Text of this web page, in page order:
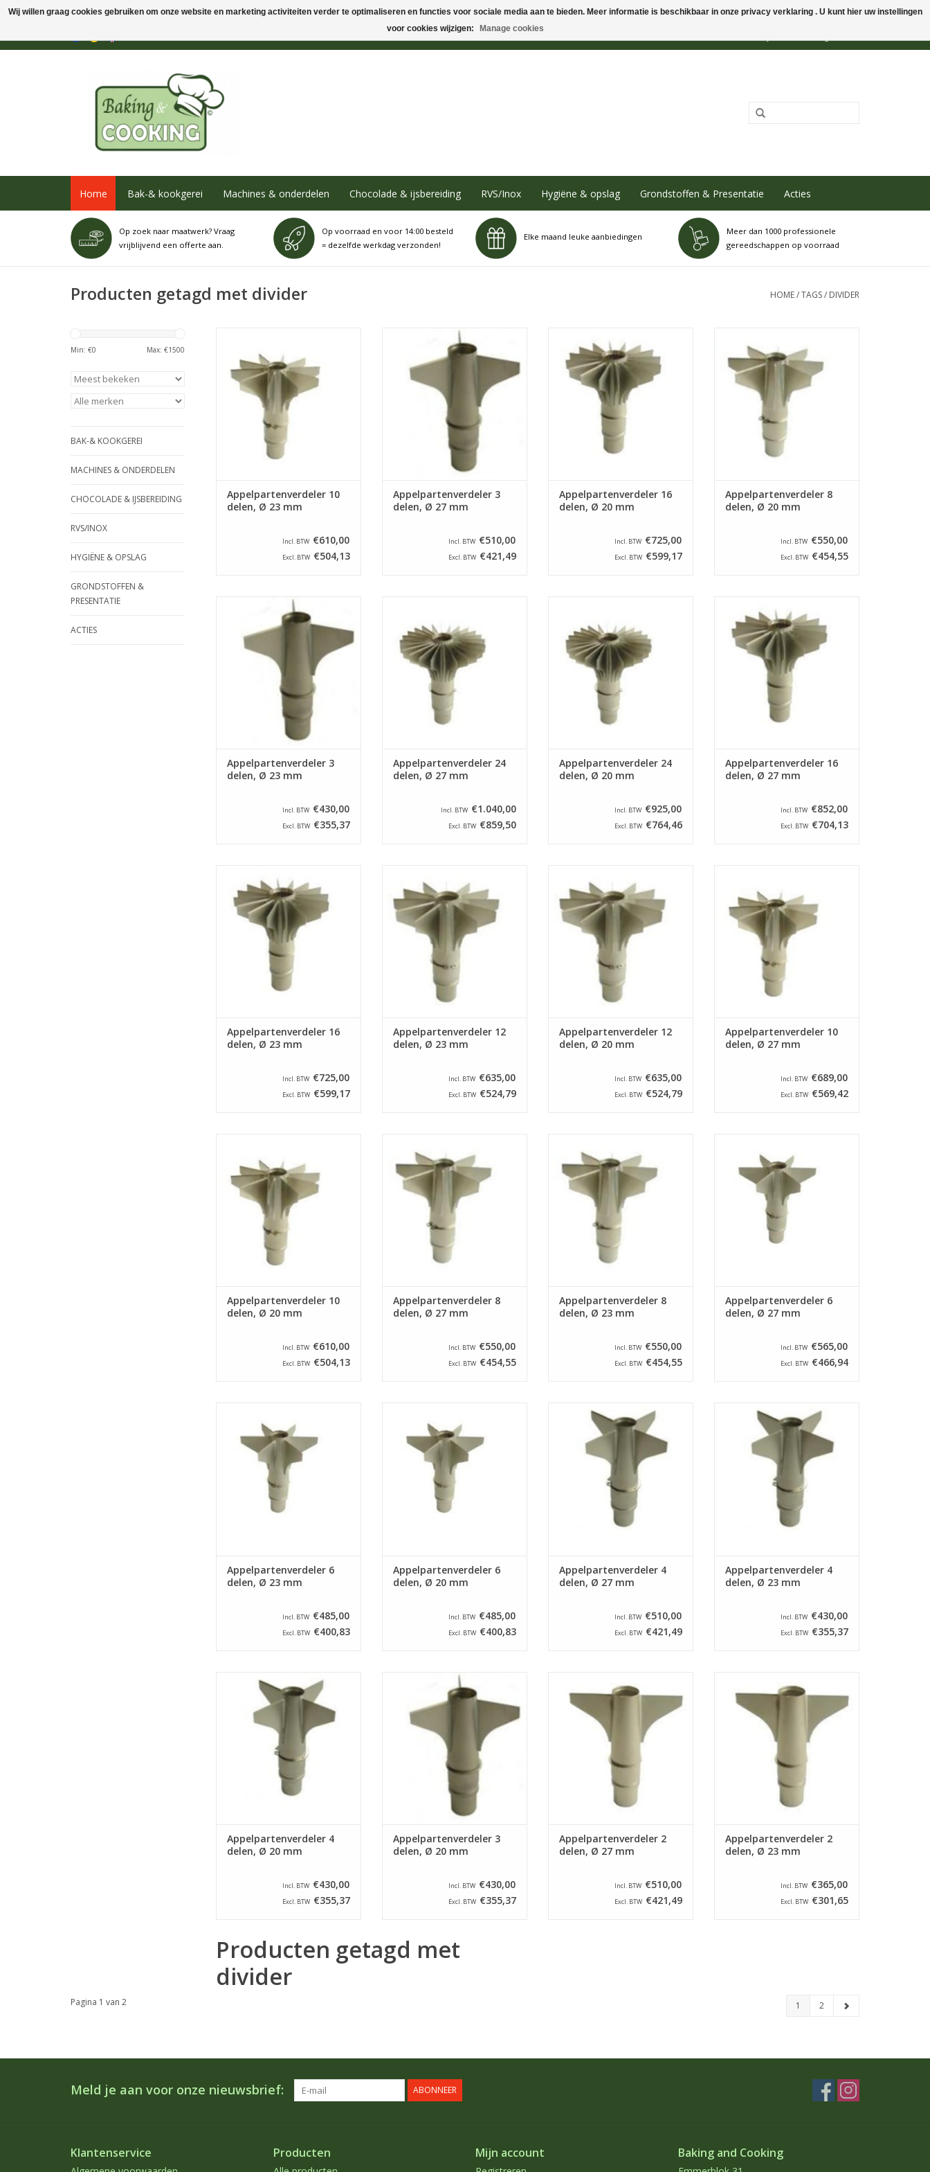
Home Bak-& kookgerei Machines & onderdelen Chocolade & ijsbereiding RVS/Inox Hygiëne & opslag Grondstoffen & Presentatie Acties
Op zoek naar maatwerk? Vraag
vrijblijvend een offerte aan.
Op voorraad en voor 14:00 besteld
= dezelfde werkdag verzonden!
Elke maand leuke aanbiedingen
Meer dan 1000 professionele
gereedschappen op voorraad
Producten getagd met divider HOME/TAGS/ DIVIDER
Min: €0 Max: €1500
BAK-& KOOKGEREI
MACHINES & ONDERDELEN
CHOCOLADE & IJSBEREIDING
RVS/INOX
HYGIËNE & OPSLAG
GRONDSTOFFEN &
PRESENTATIE
ACTIES
E. Dit onderdeel verdeelt appels
in 10 parten en steekt het
klokhuis uit met een diameter van
23 mm.
TOEVOEGEN AAN WINKELWAGEN
Appelpartenverdeler 10
delen, Ø 23 mm
Incl. BTW €610,00
Excl. BTW €504,13
Appelpartenverdeler voor een
appelschilmachine type ASETSM-
E. Dit onderdeel verdeelt appels
in 3 parten en steekt het klokhuis
uit met een diameter van 27 mm.
TOEVOEGEN AAN WINKELWAGEN
Appelpartenverdeler 3
delen, Ø 27 mm
Incl. BTW €510,00
Excl. BTW €421,49
appelschilmachine type ASETSM-
E. Dit onderdeel verdeelt appels
in 16 parten en steekt het
klokhuis uit met een diameter van
20 mm.
TOEVOEGEN AAN WINKELWAGEN
Appelpartenverdeler 16
delen, Ø 20 mm
Incl. BTW €725,00
Excl. BTW €599,17
appelschilmachine type ASETSM-
E. Dit onderdeel verdeelt appels
in 8 parten en steekt het klokhuis
uit met een diameter van 20 mm.
TOEVOEGEN AAN WINKELWAGEN
Appelpartenverdeler 8
delen, Ø 20 mm
Incl. BTW €550,00
Excl. BTW €454,55
Appelpartenverdeler voor een
appelschilmachine type ASETSM-
E. Dit onderdeel verdeelt appels
in 3 parten en steekt het klokhuis
uit met een diameter van 23 mm.
TOEVOEGEN AAN WINKELWAGEN
Appelpartenverdeler 3
delen, Ø 23 mm
Incl. BTW €430,00
Excl. BTW €355,37
E. Dit onderdeel verdeelt appels
in 24 parten en steekt het
klokhuis uit met een diameter van
27 mm.
TOEVOEGEN AAN WINKELWAGEN
Appelpartenverdeler 24
delen, Ø 27 mm
Incl. BTW €1.040,00
Excl. BTW €859,50
E. Dit onderdeel verdeelt appels
in 24 parten en steekt het
klokhuis uit met een diameter van
20 mm.
TOEVOEGEN AAN WINKELWAGEN
Appelpartenverdeler 24
delen, Ø 20 mm
Incl. BTW €925,00
Excl. BTW €764,46
appelschilmachine type ASETSM-
E. Dit onderdeel verdeelt appels
in 16 parten en steekt het
klokhuis uit met een diameter van
27 mm.
TOEVOEGEN AAN WINKELWAGEN
Appelpartenverdeler 16
delen, Ø 27 mm
Incl. BTW €852,00
Excl. BTW €704,13
appelschilmachine type ASETSM-
E. Dit onderdeel verdeelt appels
in 16 parten en steekt het
klokhuis uit met een diameter van
23 mm.
TOEVOEGEN AAN WINKELWAGEN
Appelpartenverdeler 16
delen, Ø 23 mm
Incl. BTW €725,00
Excl. BTW €599,17
appelschilmachine type ASETSM-
E. Dit onderdeel verdeelt appels
in 12 parten en steekt het
klokhuis uit met een diameter van
23 mm.
TOEVOEGEN AAN WINKELWAGEN
Appelpartenverdeler 12
delen, Ø 23 mm
Incl. BTW €635,00
Excl. BTW €524,79
appelschilmachine type ASETSM-
E. Dit onderdeel verdeelt appels
in 12 parten en steekt het
klokhuis uit met een diameter van
20 mm.
TOEVOEGEN AAN WINKELWAGEN
Appelpartenverdeler 12
delen, Ø 20 mm
Incl. BTW €635,00
Excl. BTW €524,79
E. Dit onderdeel verdeelt appels
in 10 parten en steekt het
klokhuis uit met een diameter van
27 mm.
TOEVOEGEN AAN WINKELWAGEN
Appelpartenverdeler 10
delen, Ø 27 mm
Incl. BTW €689,00
Excl. BTW €569,42
E. Dit onderdeel verdeelt appels
in 10 parten en steekt het
klokhuis uit met een diameter van
20 mm.
TOEVOEGEN AAN WINKELWAGEN
Appelpartenverdeler 10
delen, Ø 20 mm
Incl. BTW €610,00
Excl. BTW €504,13
appelschilmachine type ASETSM-
E. Dit onderdeel verdeelt appels
in 8 parten en steekt het klokhuis
uit met een diameter van 27 mm.
TOEVOEGEN AAN WINKELWAGEN
Appelpartenverdeler 8
delen, Ø 27 mm
Incl. BTW €550,00
Excl. BTW €454,55
appelschilmachine type ASETSM-
E. Dit onderdeel verdeelt appels
in 8 parten en steekt het klokhuis
uit met een diameter van 23 mm.
TOEVOEGEN AAN WINKELWAGEN
Appelpartenverdeler 8
delen, Ø 23 mm
Incl. BTW €550,00
Excl. BTW €454,55
appelschilmachine type ASETSM-
E. Dit onderdeel verdeelt appels
in 6 parten en steekt het klokhuis
uit met een diameter van 27 mm.
TOEVOEGEN AAN WINKELWAGEN
Appelpartenverdeler 6
delen, Ø 27 mm
Incl. BTW €565,00
Excl. BTW €466,94
appelschilmachine type ASETSM-
E. Dit onderdeel verdeelt appels
in 6 parten en steekt het klokhuis
uit met een diameter van 23 mm.
TOEVOEGEN AAN WINKELWAGEN
Appelpartenverdeler 6
delen, Ø 23 mm
Incl. BTW €485,00
Excl. BTW €400,83
appelschilmachine type ASETSM-
E. Dit onderdeel verdeelt appels
in 6 parten en steekt het klokhuis
uit met een diameter van 20 mm.
TOEVOEGEN AAN WINKELWAGEN
Appelpartenverdeler 6
delen, Ø 20 mm
Incl. BTW €485,00
Excl. BTW €400,83
Appelpartenverdeler voor een
appelschilmachine type ASETSM-
E. Dit onderdeel verdeelt appels
in 4 parten en steekt het klokhuis
uit met een diameter van 27 mm.
TOEVOEGEN AAN WINKELWAGEN
Appelpartenverdeler 4
delen, Ø 27 mm
Incl. BTW €510,00
Excl. BTW €421,49
Appelpartenverdeler voor een
appelschilmachine type ASETSM-
E. Dit onderdeel verdeelt appels
in 4 parten en steekt het klokhuis
uit met een diameter van 23 mm.
TOEVOEGEN AAN WINKELWAGEN
Appelpartenverdeler 4
delen, Ø 23 mm
Incl. BTW €430,00
Excl. BTW €355,37
Appelpartenverdeler voor een
appelschilmachine type ASETSM-
E. Dit onderdeel verdeelt appels
in 4 parten en steekt het klokhuis
uit met een diameter van 20 mm.
TOEVOEGEN AAN WINKELWAGEN
Appelpartenverdeler 4
delen, Ø 20 mm
Incl. BTW €430,00
Excl. BTW €355,37
Appelpartenverdeler voor een
appelschilmachine type ASETSM-
E. Dit onderdeel verdeelt appels
in 3 parten en steekt het klokhuis
uit met een diameter van 20 mm.
TOEVOEGEN AAN WINKELWAGEN
Appelpartenverdeler 3
delen, Ø 20 mm
Incl. BTW €430,00
Excl. BTW €355,37
appelschilmachine type ASETSM-
E. Dit onderdeel verdeelt appels
in 2 parten en steekt het klokhuis
uit met een diameter van 27 mm.
TOEVOEGEN AAN WINKELWAGEN
Appelpartenverdeler 2
delen, Ø 27 mm
Incl. BTW €510,00
Excl. BTW €421,49
appelschilmachine type ASETSM-
E. Dit onderdeel verdeelt appels
in 2 parten en steekt het klokhuis
uit met een diameter van 23 mm.
TOEVOEGEN AAN WINKELWAGEN
Appelpartenverdeler 2
delen, Ø 23 mm
Incl. BTW €365,00
Excl. BTW €301,65
Producten getagd met
divider
Pagina 1 van 2 1 2
Meld je aan voor onze nieuwsbrief: ABONNEER
Klantenservice Producten Mijn account Baking and Cooking
Wij willen graag cookies gebruiken om onze website en marketing activiteiten verder te optimaliseren en functies voor sociale media aan te bieden. Meer informatie is beschikbaar in onze privacy verklaring . U kunt hier uw instellingen
voor cookies wijzigen:
Manage cookies